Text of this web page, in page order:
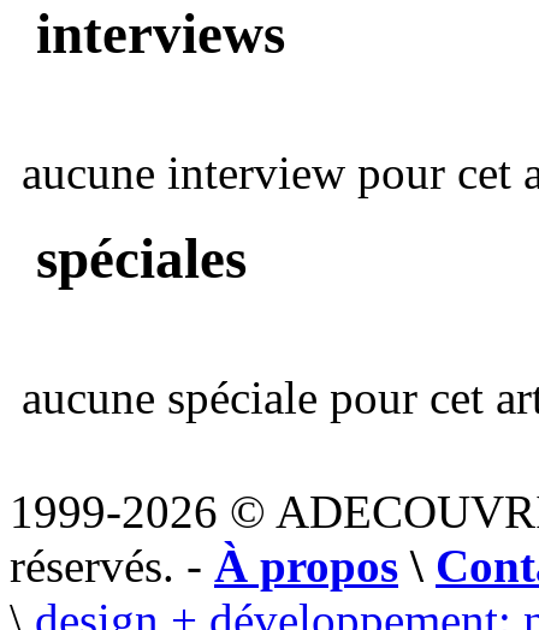
interviews
aucune interview pour cet
spéciales
aucune spéciale pour cet
1999-2026 ©
réservés. - À propos \